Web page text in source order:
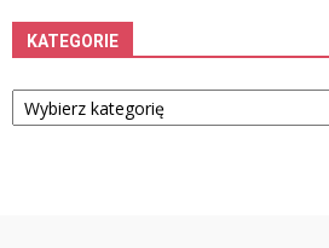
KATEGORIE
Kategorie